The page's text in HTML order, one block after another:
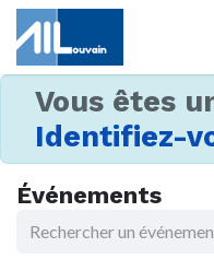
Vous êtes
Identifiez-
Événements